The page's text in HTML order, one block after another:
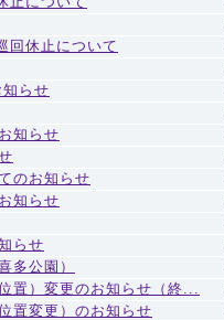
回休止について
らせ
知らせ
のお知らせ
知らせ
らせ
多公園）
）変更のお知らせ（終...
置変更）のお知らせ